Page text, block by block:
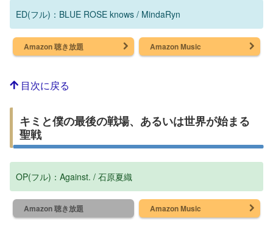
ED(フル)：BLUE ROSE knows / MindaRyn
Amazon 聴き放題 Amazon Music
目次に戻る
キミと僕の最後の戦場、あるいは世界が始まる
聖戦
OP(フル)：Against. / 石原夏織
Amazon 聴き放題 Amazon Music